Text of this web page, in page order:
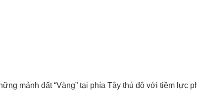
mảnh đất “Vàng” tại phía Tây thủ đô với tiềm lực